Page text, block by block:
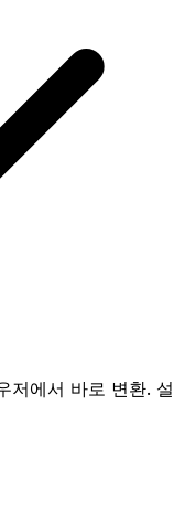
에서 바로 변환. 설